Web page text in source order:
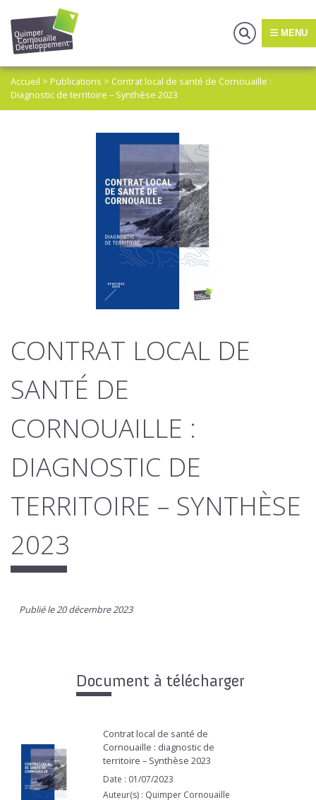
MENU
Accueil > Publications > Contrat local de santé de Cornouaille :
Diagnostic de territoire – Synthèse 2023
CONTRAT LOCAL DE
SANTÉ DE
CORNOUAILLE :
DIAGNOSTIC DE
TERRITOIRE – SYNTHÈSE
2023
Publié le 20 décembre 2023
Document à télécharger
Contrat local de santé de
Cornouaille : diagnostic de
territoire – Synthèse 2023
Date : 01/07/2023
Auteur(s) : Quimper Cornouaille